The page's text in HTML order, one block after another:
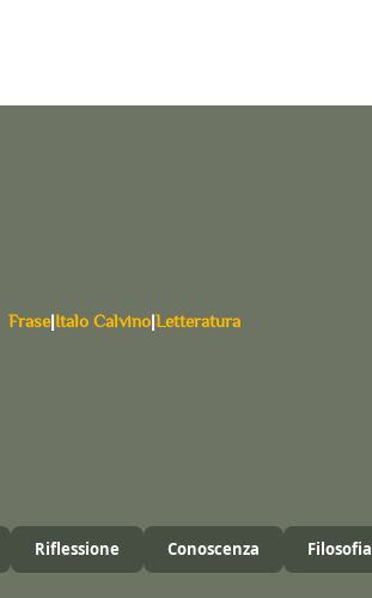
Frase|Italo Calvino|Letteratura
Riflessione Conoscenza Filosofia